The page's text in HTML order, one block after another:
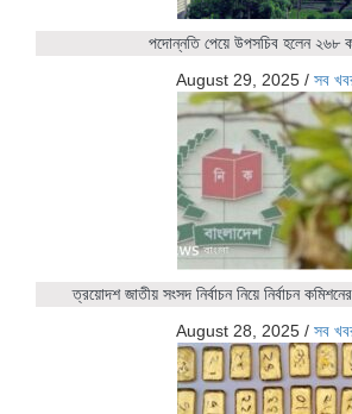
পদোন্নতি পেয়ে উপসচিব হলেন ২৬৮
August 29, 2025 / সব
ত্রয়োদশ জাতীয় সংসদ নির্বাচন নিয়ে নির্বাচন
August 28, 2025 / সব